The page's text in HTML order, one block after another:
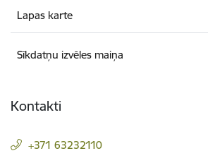
Lapas karte
Sīkdatņu izvēles maiņa
Kontakti
+371 63232110